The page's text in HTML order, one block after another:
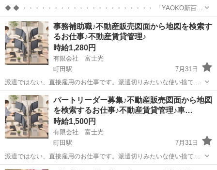
◆ ◆ ・・・・・・・・・・・・・・・・・・・・・ 「YAOKO新百合
ヶ丘店」で働こう！ 未経験から始めたい方、勿論歓迎です★
・・・・・・・・・・・・・・・・・・・・・ 基本は10時～19時の実
働8時間程度の勤務です...
東京 町田市 町田駅 警備員
事務補助職♪不動産販売図面から地図を検索す
るお仕事♪不動産賃貸管理♪
時給1,280円
有限会社 富士光
町田駅
7月31日
派遣ではない、直接雇用のお仕事です。派遣切りみたいな使い捨ては
致しません。 不動産売買補助です。事務所サポートしてくださる方の
募集です。 毎日たくさんの新着物件がありますが、精査して、必要な
販売図面を取得します。それから...
東京 町田市 町田駅 一般事務 図面
パートリーダー募集♪不動産販売図面から地図
を検索するお仕事♪不動産賃貸管理♪車…
時給1,500円
有限会社 富士光
町田駅
7月31日
派遣ではない、直接雇用のお仕事です。派遣切りみたいな使い捨ては
致しません。 不動産売買事務職のリーダーさんの募集です。 毎日たく